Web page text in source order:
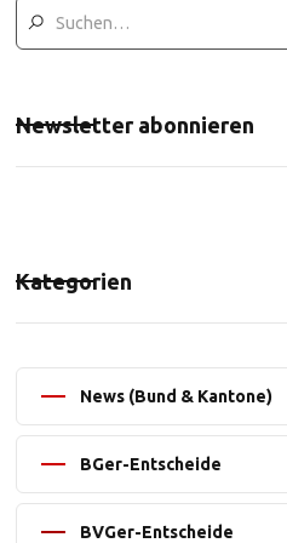
Newsletter abonnieren
Kategorien
News (Bund & Kantone)
BGer-Entscheide
BVGer-Entscheide